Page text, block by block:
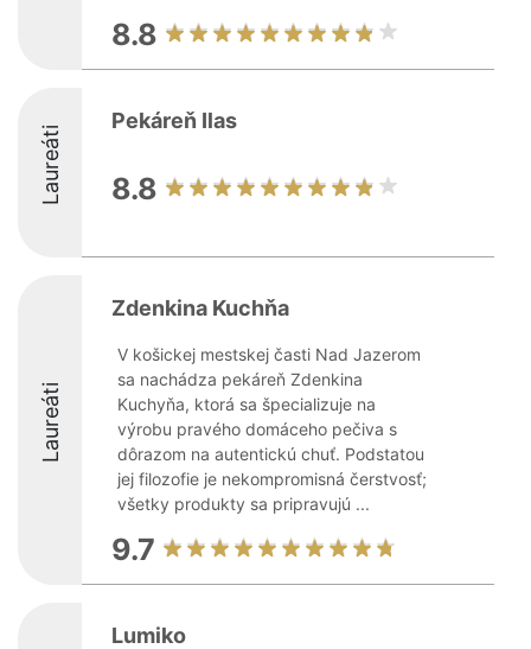
8.8
Laureáti
Pekáreň Ilas
8.8
Laureáti
Zdenkina Kuchňa
V košickej mestskej časti Nad Jazerom
sa nachádza pekáreň Zdenkina
Kuchyňa, ktorá sa špecializuje na
výrobu pravého domáceho pečiva s
dôrazom na autentickú chuť. Podstatou
jej filozofie je nekompromisná čerstvosť;
všetky produkty sa pripravujú ...
9.7
Lumiko